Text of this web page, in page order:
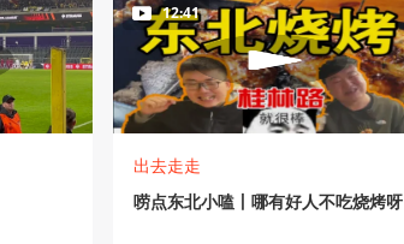
12:41
出去走走
唠点东北小嗑丨哪有好人不吃烧烤呀